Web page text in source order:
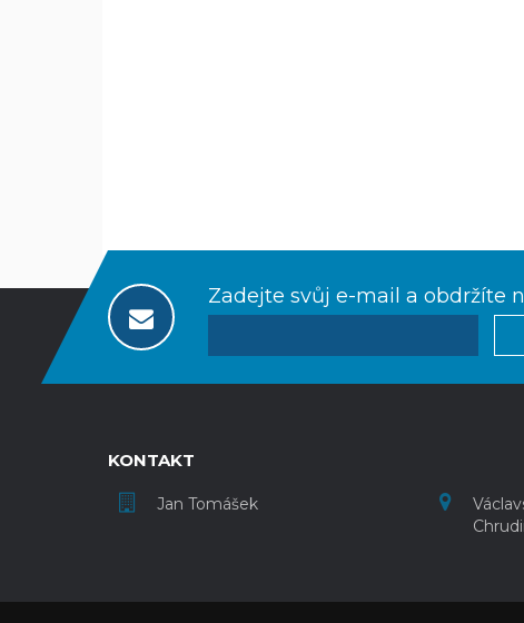
Zadejte svůj e-mail a obdržíte
KONTAKT
Jan Tomášek